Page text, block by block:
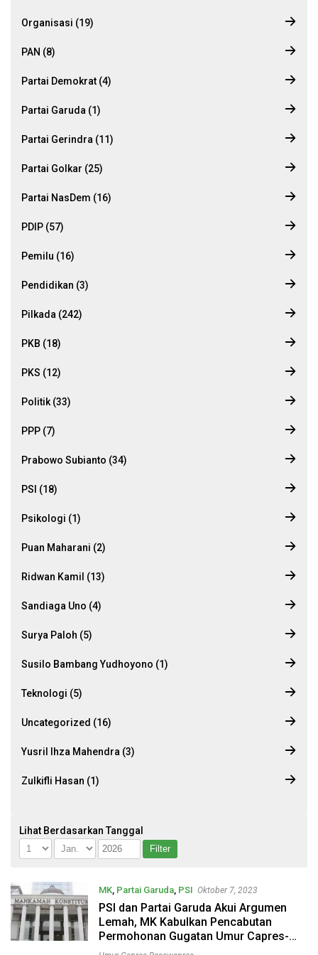
Organisasi (19)
PAN (8)
Partai Demokrat (4)
Partai Garuda (1)
Partai Gerindra (11)
Partai Golkar (25)
Partai NasDem (16)
PDIP (57)
Pemilu (16)
Pendidikan (3)
Pilkada (242)
PKB (18)
PKS (12)
Politik (33)
PPP (7)
Prabowo Subianto (34)
PSI (18)
Psikologi (1)
Puan Maharani (2)
Ridwan Kamil (13)
Sandiaga Uno (4)
Surya Paloh (5)
Susilo Bambang Yudhoyono (1)
Teknologi (5)
Uncategorized (16)
Yusril Ihza Mahendra (3)
Zulkifli Hasan (1)
Lihat Berdasarkan Tanggal
MK, Partai Garuda, PSI Oktober 7, 2023
PSI dan Partai Garuda Akui Argumen
Lemah, MK Kabulkan Pencabutan
Permohonan Gugatan Umur Capres-
Bacawapres